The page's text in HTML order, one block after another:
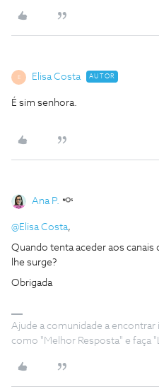
E Elisa Costa AUTOR
É sim senhora.
Ana P.
@Elisa Costa,
Quando tenta aceder aos canais
lhe surge?
Obrigada
Ajude a comunidade a
como "Melhor Resposta" e faça